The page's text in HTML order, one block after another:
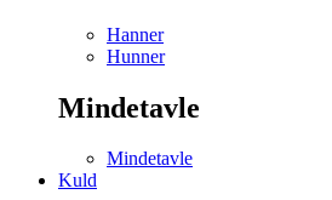
Hanner
Hunner
Mindetavle
Mindetavle
Kuld